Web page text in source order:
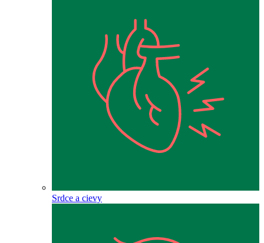
Srdce a cievy